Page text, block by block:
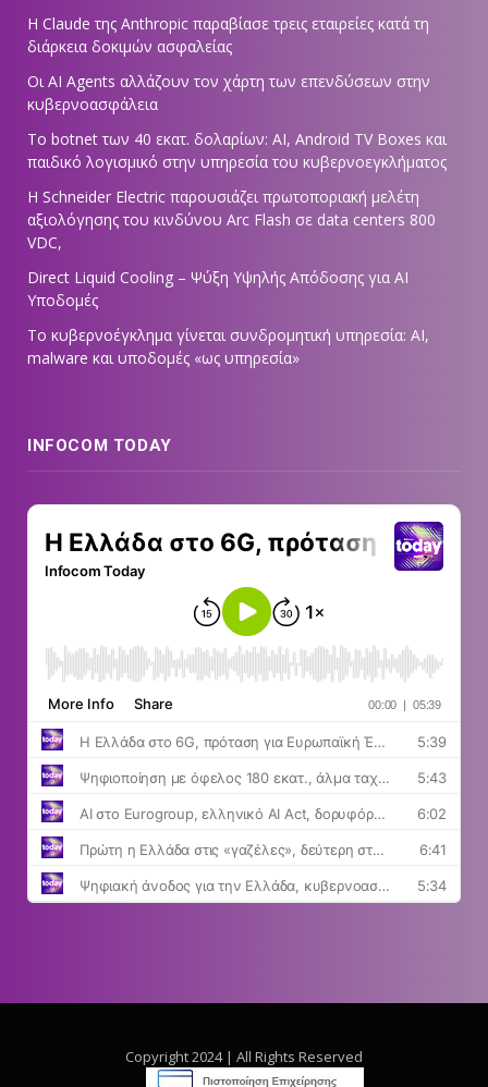
Η Claude της Anthropic παραβίασε τρεις εταιρείες κατά τη
διάρκεια δοκιμών ασφαλείας
Οι AI Agents αλλάζουν τον χάρτη των επενδύσεων στην
κυβερνοασφάλεια
Το botnet των 40 εκατ. δολαρίων: AI, Android TV Boxes και
παιδικό λογισμικό στην υπηρεσία του κυβερνοεγκλήματος
Η Schneider Electric παρουσιάζει πρωτοποριακή μελέτη
αξιολόγησης του κινδύνου Arc Flash σε data centers 800
VDC,
Direct Liquid Cooling – Ψύξη Υψηλής Απόδοσης για AI
Υποδομές
Το κυβερνοέγκλημα γίνεται συνδρομητική υπηρεσία: AI,
malware και υποδομές «ως υπηρεσία»
INFOCOM TODAY
Copyright 2024 | All Rights Reserved